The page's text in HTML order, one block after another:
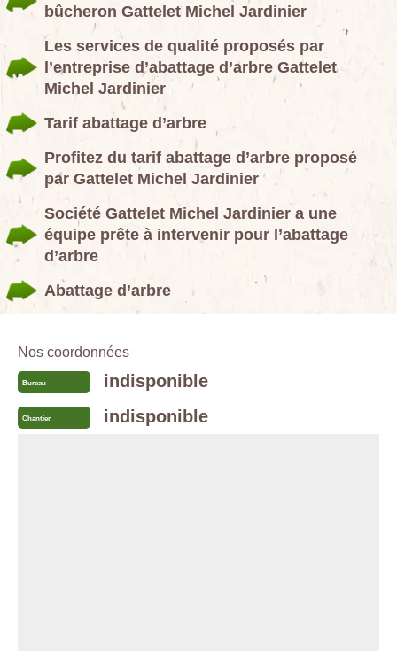
bûcheron Gattelet Michel Jardinier
Les services de qualité proposés par
l’entreprise d’abattage d’arbre Gattelet
Michel Jardinier
Tarif abattage d’arbre
Profitez du tarif abattage d’arbre proposé
par Gattelet Michel Jardinier
Société Gattelet Michel Jardinier a une
équipe prête à intervenir pour l’abattage
d’arbre
Abattage d’arbre
Nos coordonnées
Bureau indisponible
Chantier indisponible